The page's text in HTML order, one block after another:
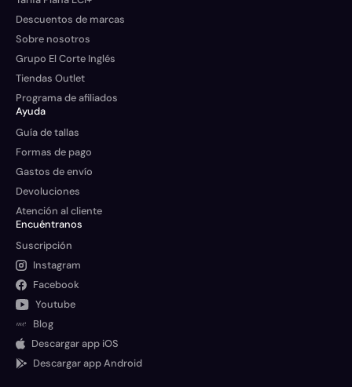
Descuentos de marcas
Sobre nosotros
Grupo El Corte Inglés
Tiendas Outlet
Programa de afiliados
Ayuda
Guía de tallas
Formas de pago
Gastos de envío
Devoluciones
Atención al cliente
Encuéntranos
Suscripción
Instagram
Facebook
Youtube
Blog
Descargar app iOS
Descargar app Android